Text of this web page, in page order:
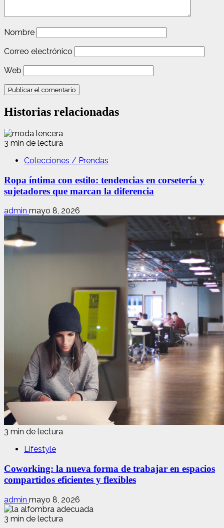
Nombre
Correo electrónico
Web
Historias relacionadas
3 min de lectura
Colecciones / Prendas
Ropa íntima con estilo: tendencias en corsetería y
sujetadores que marcan la diferencia
admin mayo 8, 2026
3 min de lectura
Lifestyle
Coworking: la nueva forma de trabajar en espacios
compartidos eficientes y flexibles
admin mayo 8, 2026
3 min de lectura